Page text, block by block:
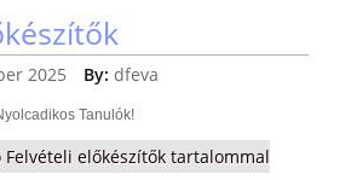
2025 By: dfeva
Tanulók!
Felvételi előkészítők tartalommal